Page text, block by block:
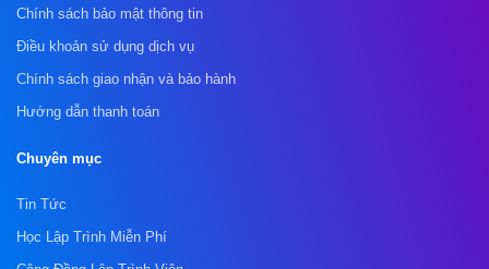
Chính sách bảo mật thông tin
Điều khoản sử dụng dịch vụ
Chính sách giao nhận và bảo hành
Hướng dẫn thanh toán
Chuyên mục
Tin Tức
Học Lập Trình Miễn Phí